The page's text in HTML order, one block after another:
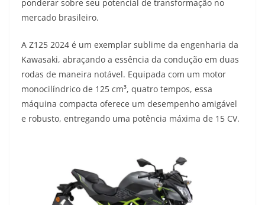
ponderar sobre seu potencial de transformação no
mercado brasileiro.
A Z125 2024 é um exemplar sublime da engenharia da
Kawasaki, abraçando a essência da condução em duas
rodas de maneira notável. Equipada com um motor
monocilíndrico de 125 cm³, quatro tempos, essa
máquina compacta oferece um desempenho amigável
e robusto, entregando uma potência máxima de 15 CV.